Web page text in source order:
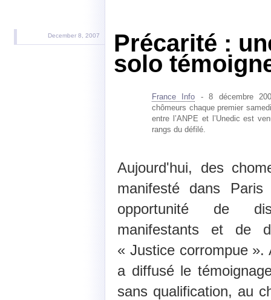
December 8, 2007 Précarité :
solo
France Info - 8 décembre
chômeurs chaque premier
entre l’ANPE et l’Unedic est
rangs du défilé.
Aujourd'hui, des
manifesté dans
opportunité de
manifestants et de
« Justice corrompue
a diffusé le
sans qualification, au